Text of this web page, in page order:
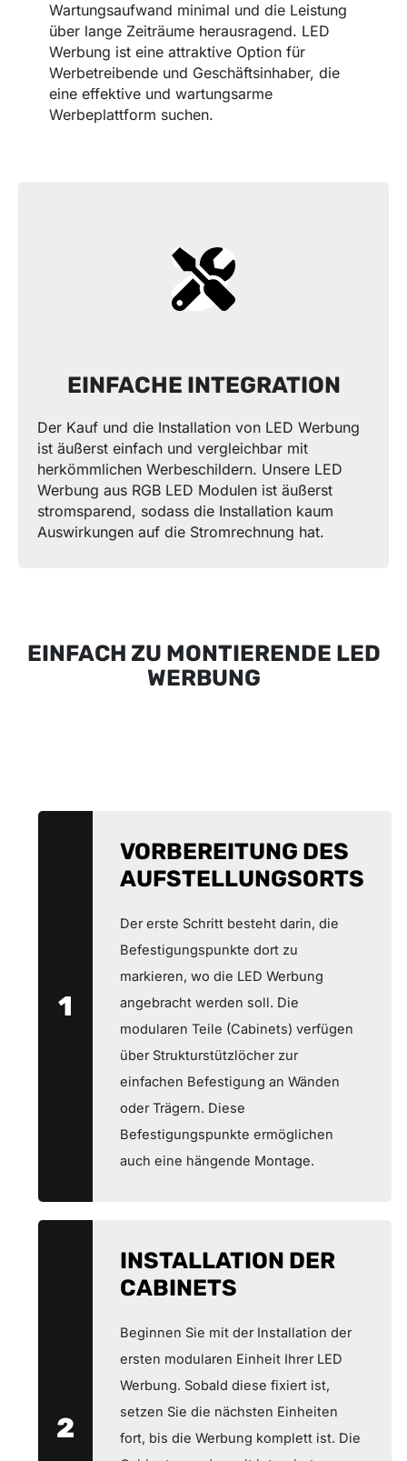
Wartungsaufwand minimal und die Leistung
über lange Zeiträume herausragend. LED
Werbung ist eine attraktive Option für
Werbetreibende und Geschäftsinhaber, die
eine effektive und wartungsarme
Werbeplattform suchen.
EINFACHE INTEGRATION
Der Kauf und die Installation von LED Werbung
ist äußerst einfach und vergleichbar mit
herkömmlichen Werbeschildern. Unsere LED
Werbung aus RGB LED Modulen ist äußerst
stromsparend, sodass die Installation kaum
Auswirkungen auf die Stromrechnung hat.
EINFACH ZU MONTIERENDE LED
WERBUNG
1
VORBEREITUNG DES
AUFSTELLUNGSORTS
Der erste Schritt besteht darin, die
Befestigungspunkte dort zu
markieren, wo die LED Werbung
angebracht werden soll. Die
modularen Teile (Cabinets) verfügen
über Strukturstützlöcher zur
einfachen Befestigung an Wänden
oder Trägern. Diese
Befestigungspunkte ermöglichen
auch eine hängende Montage.
2
INSTALLATION DER
CABINETS
Beginnen Sie mit der Installation der
ersten modularen Einheit Ihrer LED
Werbung. Sobald diese fixiert ist,
setzen Sie die nächsten Einheiten
fort, bis die Werbung komplett ist. Die